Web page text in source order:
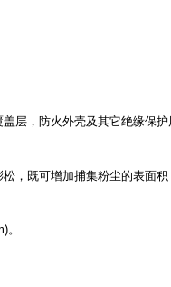
，防火外壳及其它绝缘保护
既可增加捕集粉尘的表面积